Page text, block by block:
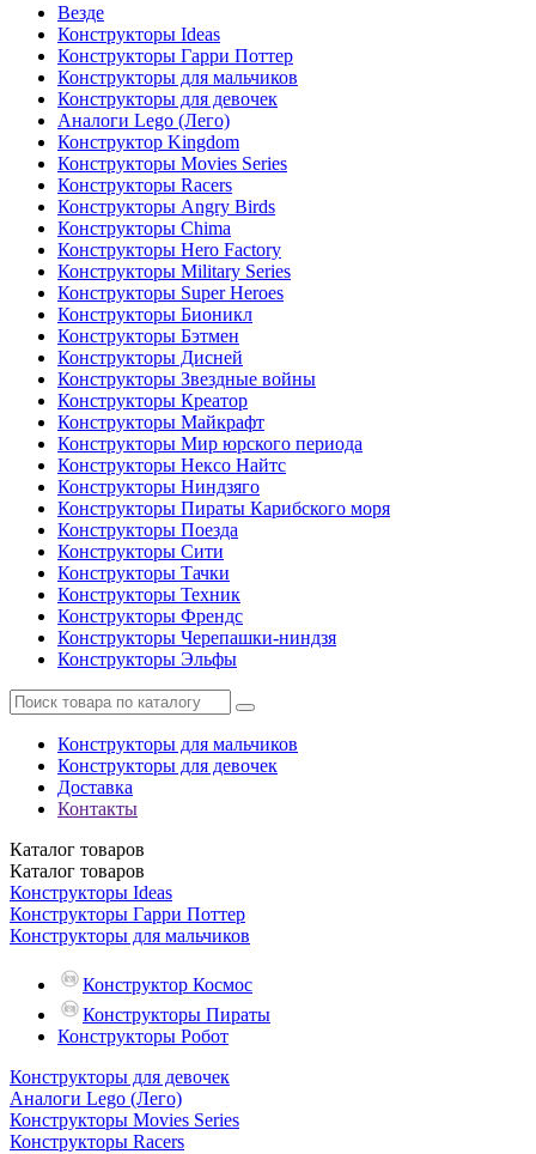
Везде
Конструкторы Ideas
Конструкторы Гарри Поттер
Конструкторы для мальчиков
Конструкторы для девочек
Аналоги Lego (Лего)
Конструктор Kingdom
Конструкторы Movies Series
Конструкторы Racers
Конструкторы Angry Birds
Конструкторы Chima
Конструкторы Hero Factory
Конструкторы Military Series
Конструкторы Super Heroes
Конструкторы Бионикл
Конструкторы Бэтмен
Конструкторы Дисней
Конструкторы Звездные войны
Конструкторы Креатор
Конструкторы Майкрафт
Конструкторы Мир юрского периода
Конструкторы Нексо Найтс
Конструкторы Ниндзяго
Конструкторы Пираты Карибского моря
Конструкторы Поезда
Конструкторы Сити
Конструкторы Тачки
Конструкторы Техник
Конструкторы Френдс
Конструкторы Черепашки-ниндзя
Конструкторы Эльфы
Конструкторы для мальчиков
Конструкторы для девочек
Доставка
Контакты
Каталог товаров
Каталог товаров
Конструкторы Ideas
Конструкторы Гарри Поттер
Конструкторы для мальчиков
Конструктор Космос
Конструкторы Пираты
Конструкторы Робот
Конструкторы для девочек
Аналоги Lego (Лего)
Конструкторы Movies Series
Конструкторы Racers